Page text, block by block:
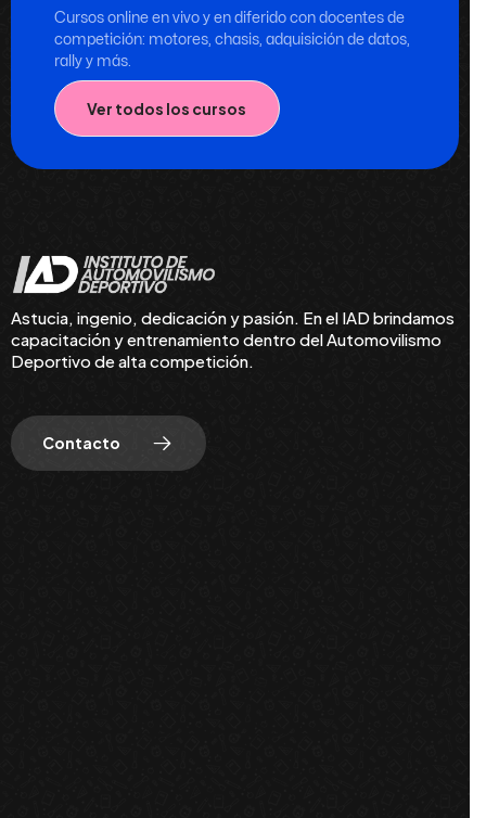
Cursos online en vivo y en diferido con docentes de
competición: motores, chasis, adquisición de datos,
rally y más.
Ver todos los cursos
Astucia, ingenio, dedicación y pasión. En el IAD brindamos
capacitación y entrenamiento dentro del Automovilismo
Deportivo de alta competición.
Contacto